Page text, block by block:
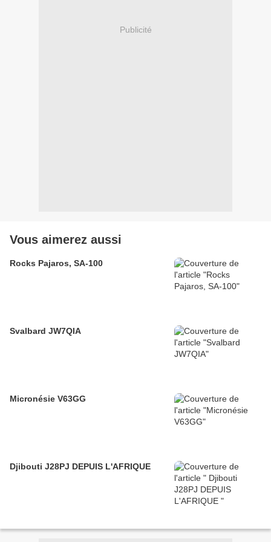
Publicité
Vous aimerez aussi
Rocks Pajaros, SA-100
Svalbard JW7QIA
Micronésie V63GG
Djibouti J28PJ DEPUIS L'AFRIQUE